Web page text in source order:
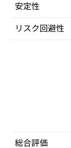
安定性
リスク回避性
総合評価